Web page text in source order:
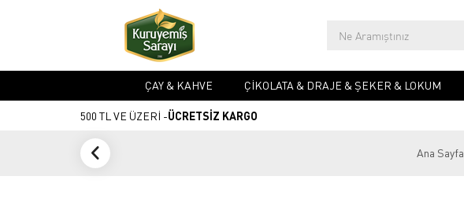
ÇAY & KAHVE ÇIKOLATA & DRAJE & ŞEKER & LOKUM
500 TL VE ÜZERİ -ÜCRETSİZ KARGO
Ana Sayfa